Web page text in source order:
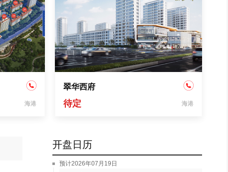
海港
翠华西府
待定 海港
开盘日历
预计2026年07月19日